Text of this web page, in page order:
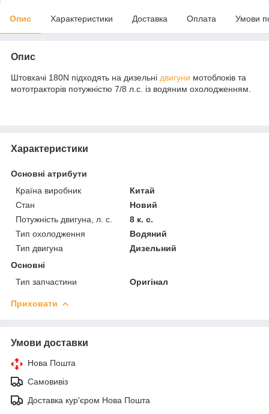
Опис Характеристики Доставка Оплата Умови
Опис
Штовхачі 180N підходять на дизельні двигуни мотоблоків та
мототракторів потужністю 7/8 л.с. із водяним охолодженням.
Характеристики
Основні атрибути
Країна виробник
Китай
Стан
Новий
Потужність двигуна, л. с.
8 к. с.
Тип охолодження
Водяний
Тип двигуна
Дизельний
Основні
Тип запчастини
Оригінал
Приховати
Умови доставки
Нова Пошта
Самовивіз
Доставка кур'єром Нова Пошта